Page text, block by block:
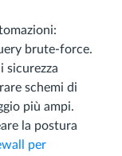
brute-force.
sicurezza
schemi di
più ampi.
la postura
per